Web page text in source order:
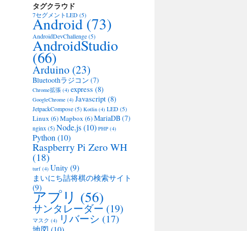
タグクラウド
7セグメントLED(5)
Android(73)
AndroidDevChallenge(5)
AndroidStudio
(66)
Arduino (23)
Bluetoothラジコン (7)
Chrome拡張 (4) express (8)
GoogleChrome (4) Javascript (8)
JetpackCompose(5) Kotlin (4) LED(5)
Linux (6)Mapbox (6)MariaDB(7)
nginx (5)Node.js(10) PHP (4)
Python(10)
Raspberry Pi Zero WH
(18)
turf (4) Unity (9)
まいにち詰将棋の検索サイト
(9)
アプリ (56)
サンタレーダー (19)
マスク (4) リバーシ (17)